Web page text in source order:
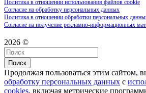
Политика в отношении использования файлов cookie
Согласие на обработку персональных данных
Политика в отношении обработки персональных
Согласие на получение рекламно-информационных
2026 ©
Поиск
Продолжая пользоваться этим сайтом,
обработку персональных данных с
cookies, включая метрические